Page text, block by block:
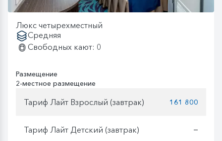
Люкс четырехместный
Средняя
Свободных кают: 0
Размещение
2-местное размещение
Тариф Лайт Взрослый (завтрак) 161 800
Тариф Лайт Детский (завтрак) —